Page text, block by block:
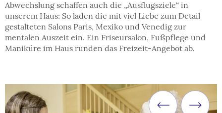
Abwechslung schaffen auch die „Ausflugsziele“ in
unserem Haus: So laden die mit viel Liebe zum Detail
gestalteten Salons Paris, Mexiko und Venedig zur
mentalen Auszeit ein. Ein Friseursalon, Fußpflege und
Maniküre im Haus runden das Freizeit-Angebot ab.